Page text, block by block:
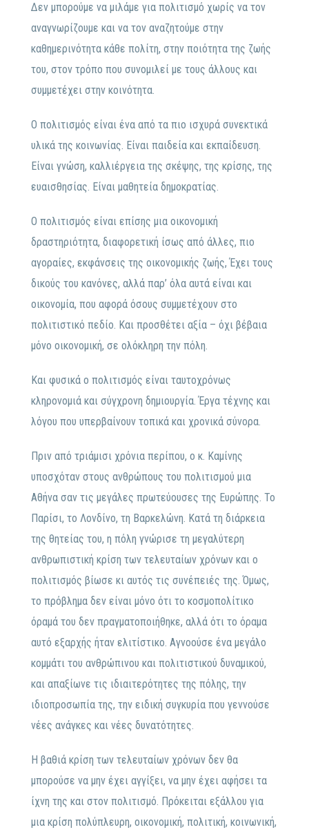
Δεν μπορούμε να μιλάμε για πολιτισμό χωρίς να τον
αναγνωρίζουμε και να τον αναζητούμε στην
καθημερινότητα κάθε πολίτη, στην ποιότητα της ζωής
του, στον τρόπο που συνομιλεί με τους άλλους και
συμμετέχει στην κοινότητα.
Ο πολιτισμός είναι ένα από τα πιο ισχυρά συνεκτικά
υλικά της κοινωνίας. Είναι παιδεία και εκπαίδευση.
Είναι γνώση, καλλιέργεια της σκέψης, της κρίσης, της
ευαισθησίας. Είναι μαθητεία δημοκρατίας.
Ο πολιτισμός είναι επίσης μια οικονομική
δραστηριότητα, διαφορετική ίσως από άλλες, πιο
αγοραίες, εκφάνσεις της οικονομικής ζωής, Έχει τους
δικούς του κανόνες, αλλά παρ’ όλα αυτά είναι και
οικονομία, που αφορά όσους συμμετέχουν στο
πολιτιστικό πεδίο. Και προσθέτει αξία – όχι βέβαια
μόνο οικονομική, σε ολόκληρη την πόλη.
Και φυσικά ο πολιτισμός είναι ταυτοχρόνως
κληρονομιά και σύγχρονη δημιουργία. Έργα τέχνης και
λόγου που υπερβαίνουν τοπικά και χρονικά σύνορα.
Πριν από τριάμισι χρόνια περίπου, ο κ. Καμίνης
υποσχόταν στους ανθρώπους του πολιτισμού μια
Αθήνα σαν τις μεγάλες πρωτεύουσες της Ευρώπης. Το
Παρίσι, το Λονδίνο, τη Βαρκελώνη. Κατά τη διάρκεια
της θητείας του, η πόλη γνώρισε τη μεγαλύτερη
ανθρωπιστική κρίση των τελευταίων χρόνων και ο
πολιτισμός βίωσε κι αυτός τις συνέπειές της. Όμως,
το πρόβλημα δεν είναι μόνο ότι το κοσμοπολίτικο
όραμά του δεν πραγματοποιήθηκε, αλλά ότι το όραμα
αυτό εξαρχής ήταν ελιτίστικο. Αγνοούσε ένα μεγάλο
κομμάτι του ανθρώπινου και πολιτιστικού δυναμικού,
και απαξίωνε τις ιδιαιτερότητες της πόλης, την
ιδιοπροσωπία της, την ειδική συγκυρία που γεννούσε
νέες ανάγκες και νέες δυνατότητες.
Η βαθιά κρίση των τελευταίων χρόνων δεν θα
μπορούσε να μην έχει αγγίξει, να μην έχει αφήσει τα
ίχνη της και στον πολιτισμό. Πρόκειται εξάλλου για
μια κρίση πολύπλευρη, οικονομική, πολιτική, κοινωνική,